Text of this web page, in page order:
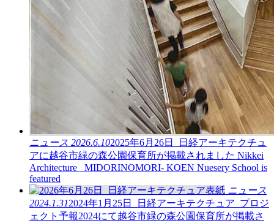
ニュース 2026.6.102025年6月26日_日経アーキテクチュ
アに越谷市緑の森公園保育所が掲載されました Nikkei
Architecture_ MIDORINOMORI- KOEN Nuesery School is
featured
ニュース
2024.1.312024年1月25日_日経アーキテクチュア_プロジ
ェクト予報2024にて越谷市緑の森公園保育所が掲載さ